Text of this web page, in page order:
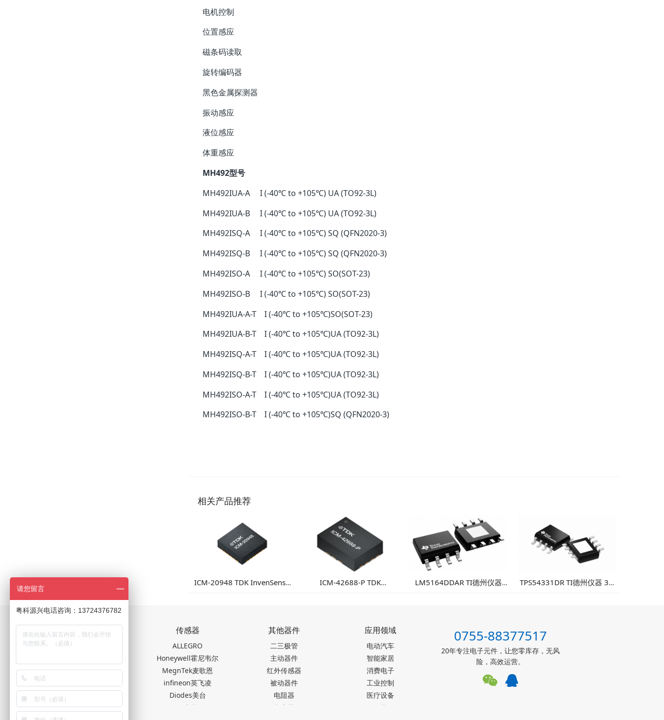
电机控制
位置感应
磁条码读取
旋转编码器
黑色金属探测器
振动感应
液位感应
体重感应
MH492型号
MH492IUA-A I (-40℃ to +105℃) UA (TO92-3L)
MH492IUA-B I (-40℃ to +105℃) UA (TO92-3L)
MH492ISQ-A I (-40℃ to +105℃) SQ (QFN2020-3)
MH492ISQ-B I (-40℃ to +105℃) SQ (QFN2020-3)
MH492ISO-A I (-40℃ to +105℃) SO(SOT-23)
MH492ISO-B I (-40℃ to +105℃) SO(SOT-23)
MH492IUA-A-T I (-40℃ to +105℃)SO(SOT-23)
MH492IUA-B-T I (-40℃ to +105℃)UA (TO92-3L)
MH492ISQ-A-T I (-40℃ to +105℃)UA (TO92-3L)
MH492ISQ-B-T I (-40℃ to +105℃)UA (TO92-3L)
MH492ISO-A-T I (-40℃ to +105℃)UA (TO92-3L)
MH492ISO-B-T I (-40℃ to +105℃)SQ (QFN2020-3)
相关产品推荐
ICM-20948 TDK InvenSense
ICM-42688-P TDK
LM5164DDAR TI德州仪器
TPS54331DR TI德州仪器 3A
关于我们
联系我们
传感器
ALLEGRO
Honeywell霍尼韦尔
MegnTek麦歌恩
infineon英飞凌
Diodes美台
TDK东电化
其他器件
二三极管
主动器件
红外传感器
被动器件
电阻器
电容器
应用领域
电动汽车
智能家居
消费电子
工业控制
医疗设备
0755-88377517
20年专注电子元件，让您零库存，无风
险，高效运营。
请您留言
粤科源兴电话咨询：13724376782